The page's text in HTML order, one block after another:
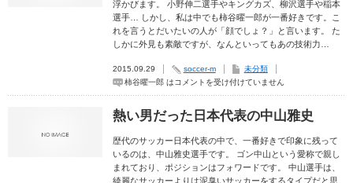
浮かびます。 小野伸二選手やキングカズ、柳沢選手や稲本
選手… しかし、私は中でも柿谷曜一郎が一番好きです。こ
れを言うとだいたいの人が「顔でしょ？」と言います。 た
しかに外見も素敵ですが、なんといってもあの技術力…
2015.09.29 soccer-m
未分類
柿谷曜一郎 はコメントを受け付けていません
熱い男だった日本代表の中山雅史
歴代のサッカー日本代表の中で、一番好きで印象に残って
いるのは、中山雅史選手です。 ゴン中山という愛称で親し
まれており、ポジションはフォワードです。 中山選手は、
綺麗なサッカーよりは泥臭いサッカーをするタイプだと思